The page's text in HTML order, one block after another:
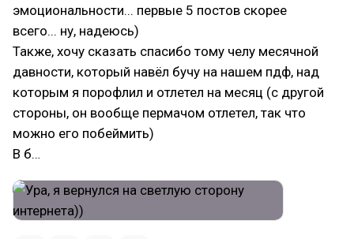
эмоциональности... первые 5 постов скорее
всего... ну, надеюсь)
Также, хочу сказать спасибо тому челу месячной
давности, который навёл бучу на нашем пдф, над
которым я порофлил и отлетел на месяц (с другой
стороны, он вообще пермачом отлетел, так что
можно его побеймить)
В б…